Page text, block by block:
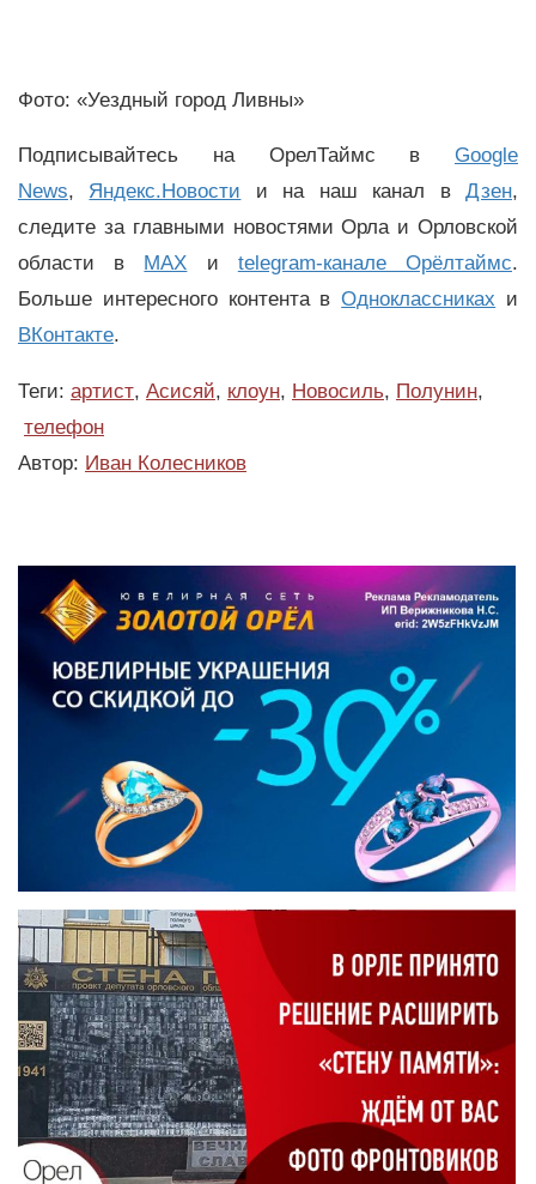
Фото: «Уездный город Ливны»
Подписывайтесь на ОрелТаймс в Google
News, Яндекс.Новости и на наш канал вДзен,
следите за главными новостями Орла и Орловской
области в MAX и telegram-канале Орёлтаймс.
Больше интересного контента вОдноклассниках и
ВКонтакте.
Теги: артист, Асисяй, клоун, Новосиль, Полунин,
телефон
Автор: Иван Колесников